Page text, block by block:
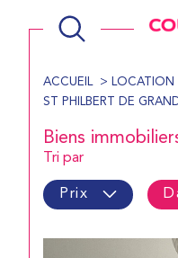
ACCUEIL LOCATION
ST PHILBERT DE
Biens
Tri par
Prix